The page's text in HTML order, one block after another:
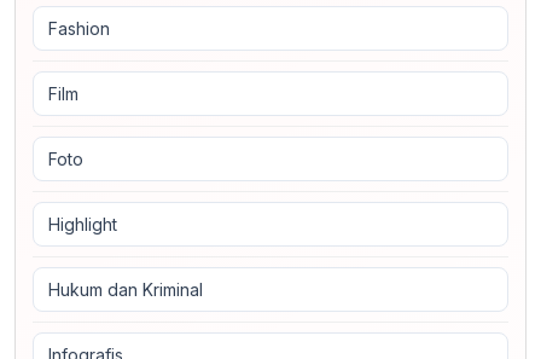
Fashion
Film
Foto
Highlight
Hukum dan Kriminal